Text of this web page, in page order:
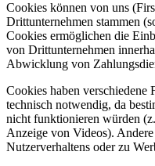
Cookies können von uns
Drittunternehmen stammen
Cookies ermöglichen die
von Drittunternehmen
Abwicklung von
Cookies haben
technisch notwendig, da
nicht funktionieren würden
Anzeige von Videos).
Nutzerverhaltens oder zu